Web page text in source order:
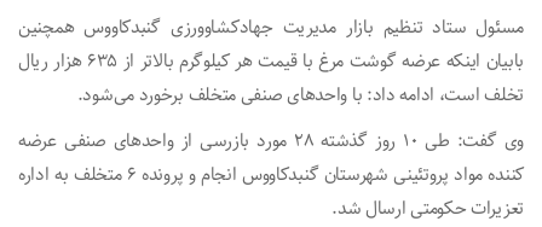
مسئول ستاد تنظیم بازار مدیریت جهادکشاوورزی گنبدکاووس همچنین
بابیان اینکه عرضه گوشت مرغ با قیمت هر کیلوگرم بالاتر از ۶۳۵ هزار ریال
تخلف است، ادامه داد: با واحدهای صنفی متخلف برخورد می‌شود.
وی گفت: طی ۱۰ روز گذشته ۲۸ مورد بازرسی از واحدهای صنفی عرضه
کننده مواد پروتئینی شهرستان گنبدکاووس انجام و پرونده ۶ متخلف به اداره
تعزیرات حکومتی ارسال شد.